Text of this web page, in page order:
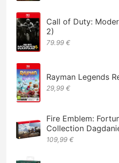
Call of Duty:
2)
79.99 €
Rayman Legends
29,99 €
Fire Emblem:
Collection
109,99 €